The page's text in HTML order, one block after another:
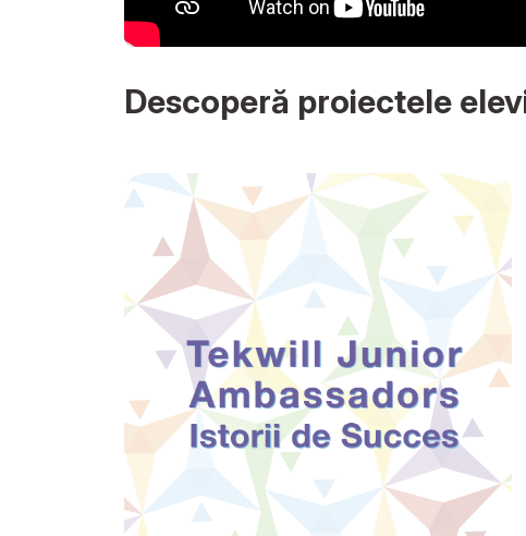
Descoperă proiectele